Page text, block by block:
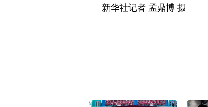
新华社记者 孟鼎博 摄